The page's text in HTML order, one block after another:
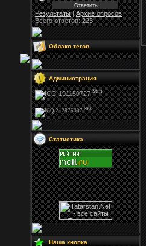
Результаты|Архив опросов
Всего ответов:223
Облако тегов
Администрация
Stifi
NFS
Статистика
Наша кнопка